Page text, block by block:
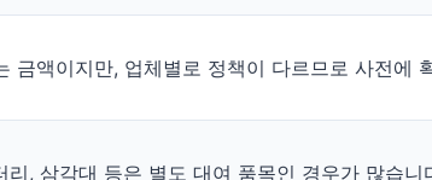
금액이지만, 업체별로 정책이 다르므로 사전에
리, 삼각대 등은 별도 대여 품목인 경우가 많습니